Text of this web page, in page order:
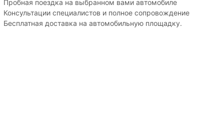
Пробная поездка на выбранном вами автомобиле
Консультации специалистов и полное сопровождение
Бесплатная доставка на автомобильную площадку.